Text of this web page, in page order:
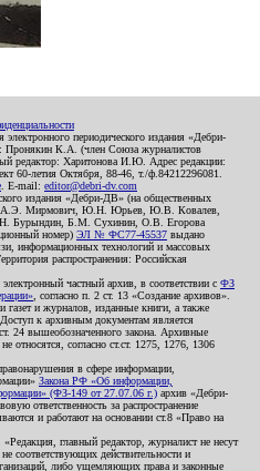
электронного периодического издания «Дебри-
Пронякин К.А. (член Союза журналистов
редактор: Харитонова И.Ю. Адрес редакции:
60-летия Октября, 88-46, т./ф.84212296081.
. E-mail: editor@debri-dv.com
издания «Дебри-ДВ» (на общественных
А.Э. Мирмович, Ю.Н. Юрьев, Ю.В. Ковалев,
Бурындин, Б.М. Сухинин, О.В. Егорова
номер) ЭЛ № ФС77-45537 выдано
информационных технологий и массовых
распространения: Российская
частный архив, в соответствии с ФЗ
, согласно п. 2 ст. 13 «Создание архивов».
газет и журналов, изданные книги, а также
к архивным документам является
24 вышеобозначенного закона. Архивные
относятся, согласно ст.ст. 1275, 1276, 1306
в сфере информации,
Закона РФ «Об информации,
(ФЗ-149 от 27.07.06 г.) архив «Дебри-
ответственность за распространение
и работают на основании ст.8 «Право на
главный редактор, журналист не несут
не соответствующих действительности и
либо ущемляющих права и законные